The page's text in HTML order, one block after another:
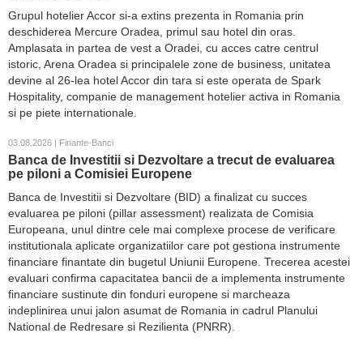
Grupul hotelier Accor si-a extins prezenta in Romania prin
deschiderea Mercure Oradea, primul sau hotel din oras.
Amplasata in partea de vest a Oradei, cu acces catre centrul
istoric, Arena Oradea si principalele zone de business, unitatea
devine al 26-lea hotel Accor din tara si este operata de Spark
Hospitality, companie de management hotelier activa in Romania
si pe piete internationale.
03.08.2026 | Finante-Banci
Banca de Investitii si Dezvoltare a trecut de evaluarea
pe piloni a Comisiei Europene
Banca de Investitii si Dezvoltare (BID) a finalizat cu succes
evaluarea pe piloni (pillar assessment) realizata de Comisia
Europeana, unul dintre cele mai complexe procese de verificare
institutionala aplicate organizatiilor care pot gestiona instrumente
financiare finantate din bugetul Uniunii Europene. Trecerea acestei
evaluari confirma capacitatea bancii de a implementa instrumente
financiare sustinute din fonduri europene si marcheaza
indeplinirea unui jalon asumat de Romania in cadrul Planului
National de Redresare si Rezilienta (PNRR).